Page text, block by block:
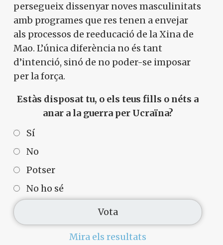
persegueix dissenyar noves masculinitats
amb programes que res tenen a envejar
als processos de reeducació de la Xina de
Mao. L’única diferència no és tant
d’intenció, sinó de no poder-se imposar
per la força.
Estàs disposat tu, o els teus fills o néts a
anar a la guerra per Ucraïna?
Sí
No
Potser
No ho sé
Mira els resultats
No, però vull rebre el butlletí